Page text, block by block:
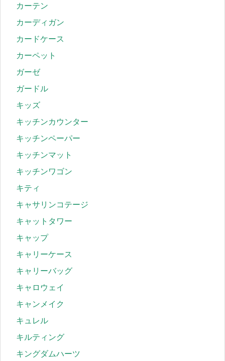
カーテン
カーディガン
カードケース
カーペット
ガーゼ
ガードル
キッズ
キッチンカウンター
キッチンペーパー
キッチンマット
キッチンワゴン
キティ
キャサリンコテージ
キャットタワー
キャップ
キャリーケース
キャリーバッグ
キャロウェイ
キャンメイク
キュレル
キルティング
キングダムハーツ